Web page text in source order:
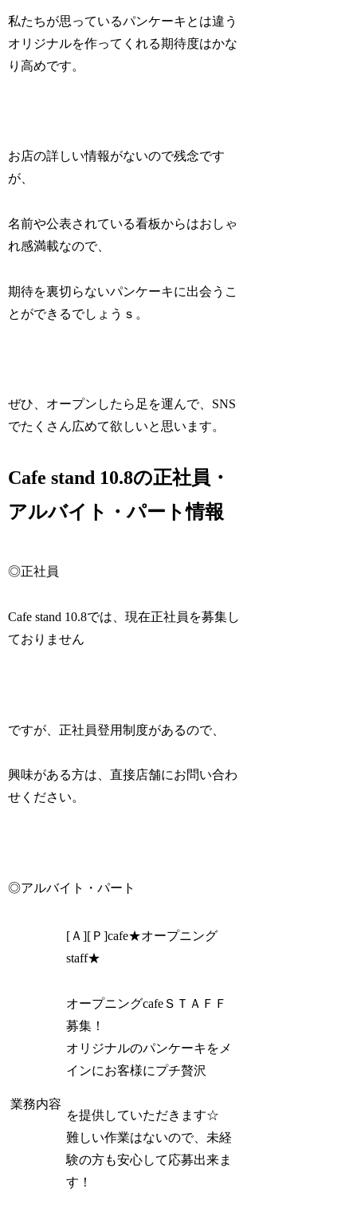
私たちが思っているパンケーキとは違う
オリジナルを作ってくれる期待度はかな
り高めです。
お店の詳しい情報がないので残念です
が、
名前や公表されている看板からはおしゃ
れ感満載なので、
期待を裏切らないパンケーキに出会うこ
とができるでしょうｓ。
ぜひ、オープンしたら足を運んで、SNS
でたくさん広めて欲しいと思います。
Cafe stand 10.8の正社員・
アルバイト・パート情報
◎正社員
Cafe stand 10.8では、現在正社員を募集し
ておりません
ですが、正社員登用制度があるので、
興味がある方は、直接店舗にお問い合わ
せください。
◎アルバイト・パート
業務内容
[Ａ][Ｐ]cafe★オープニング
staff★
オープニングcafeＳＴＡＦＦ
募集！
オリジナルのパンケーキをメ
インにお客様にプチ贅沢
を提供していただきます☆
難しい作業はないので、未経
験の方も安心して応募出来ま
す！